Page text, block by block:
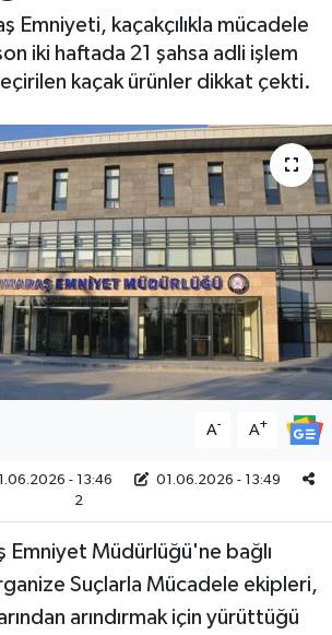
Emniyeti, kaçakçılıkla mücadele
iki haftada 21 şahsa adli işlem
kaçak ürünler dikkat çekti.
A- A+
- 13:46
01.06.2026 - 13:49
2
Emniyet Müdürlüğü'ne bağlı
Suçlarla Mücadele ekipleri,
arındırmak için yürüttüğü